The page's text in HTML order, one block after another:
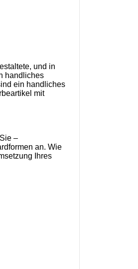
und in
handliches
ein handliches
mit
–
an. Wie
Ihres